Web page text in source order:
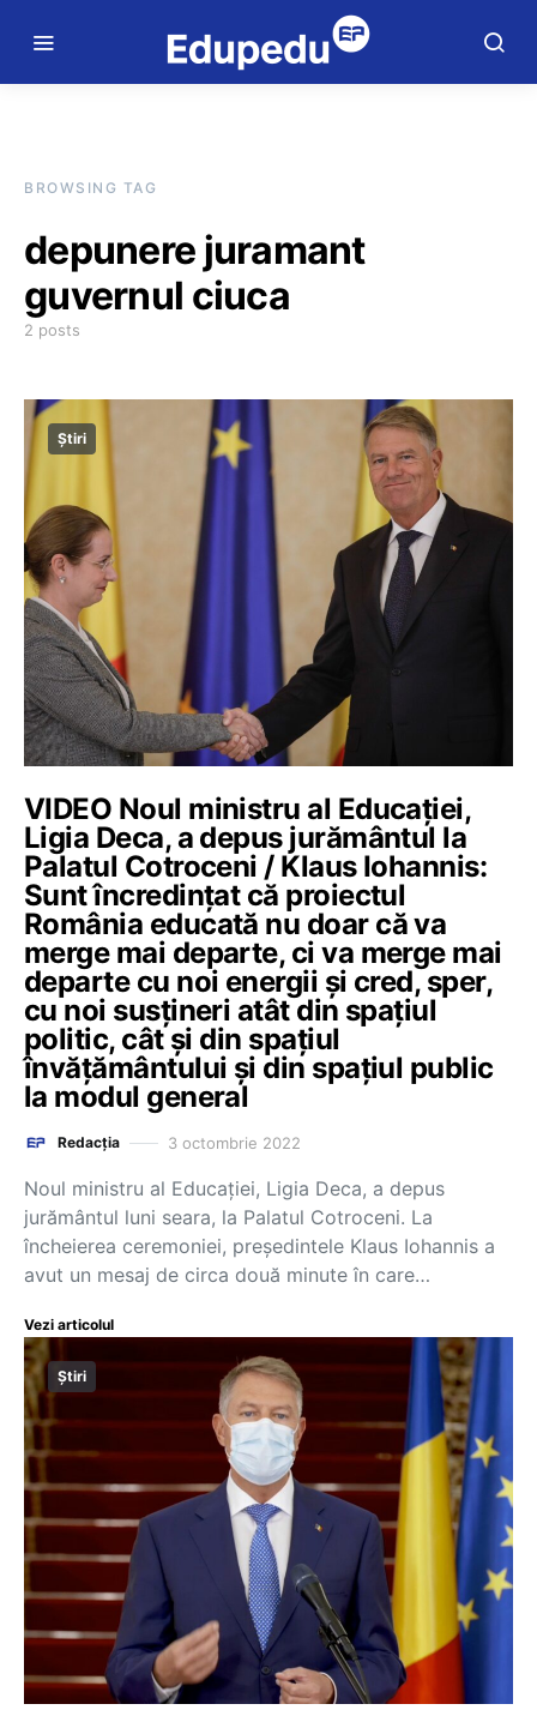
BROWSING TAG
depunere juramant
guvernul ciuca
2 posts
Știri
VIDEO Noul ministru al Educației,
Ligia Deca, a depus jurământul la
Palatul Cotroceni / Klaus Iohannis:
Sunt încredințat că proiectul
România educată nu doar că va
merge mai departe, ci va merge mai
departe cu noi energii și cred, sper,
cu noi susțineri atât din spațiul
politic, cât și din spațiul
învățământului și din spațiul public
la modul general
Redacția 3 octombrie 2022
Noul ministru al Educației, Ligia Deca, a depus
jurământul luni seara, la Palatul Cotroceni. La
încheierea ceremoniei, președintele Klaus Iohannis a
avut un mesaj de circa două minute în care…
Vezi articolul
Știri